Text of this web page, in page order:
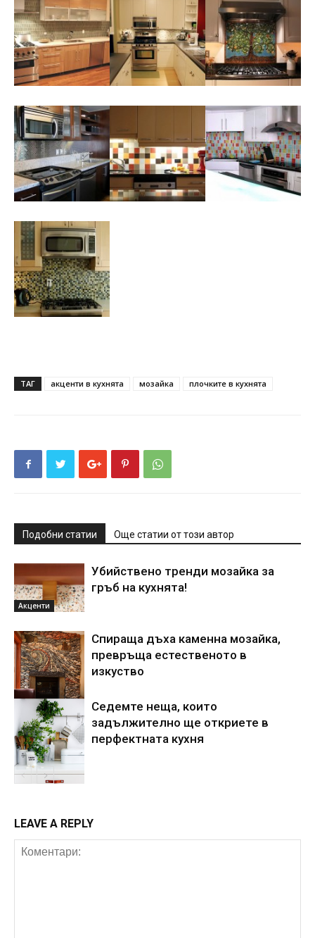
ТАГ акценти в кухнята мозайка плочките в кухнята
Подобни статии Още статии от този автор
Акценти
Убийствено тренди мозайка за
гръб на кухнята!
архитектура
Спираща дъха каменна мозайка,
превръща естественото в
изкуство
Седемте неща, които
задължително ще откриете в
перфектната кухня
LEAVE A REPLY